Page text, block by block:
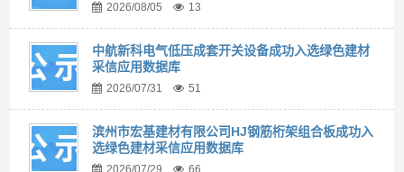
2026/08/05 13
中航新科电气低压成套开关设备成功入选绿色建材
采信应用数据库
2026/07/31 51
滨州市宏基建材有限公司HJ钢筋桁架组合板成功入
选绿色建材采信应用数据库
2026/07/29 66